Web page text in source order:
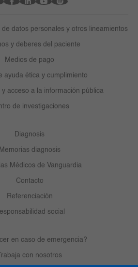
datos personales y otros lineamientos
y deberes del paciente
Medios de pago
ayuda ética y cumplimiento
y acceso a la información pública
de investigaciones
Diagnosis
Memorias diagnosis
Médicos de Vanguardia
Contacto
Referenciación
social
en caso de emergencia?
Trabaja con nosotros